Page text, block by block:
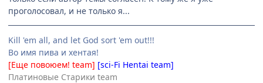
проголосовал, и не только я...
Kill 'em all, and let God sort 'em out!!!
Во имя пива и хентая!
[Еще повоюем! team] [sci-Fi Hentai team]
Платиновые Старики team